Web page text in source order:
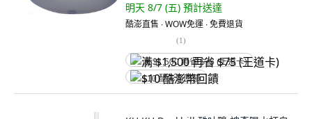
明天 8/7 (五) 預計送達
酷澎直售 ∙ WOW免運 ∙ 免費退貨
(1)
满 $1,500 再省 $75 (王道卡)
$10 酷澎幣回饋